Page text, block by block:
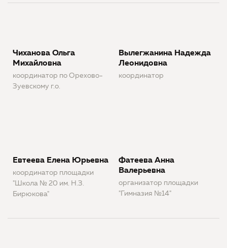
Чиханова Ольга
Михайловна
координатор по Орехово-
Зуевскому г.о.
Вылегжанина Надежда
Леонидовна
координатор
Евтеева Елена Юрьевна
координатор площадки
"Школа № 20 им. Н.З.
Бирюкова"
Фатеева Анна
Валерьевна
организатор площадки
"Гимназия №14"